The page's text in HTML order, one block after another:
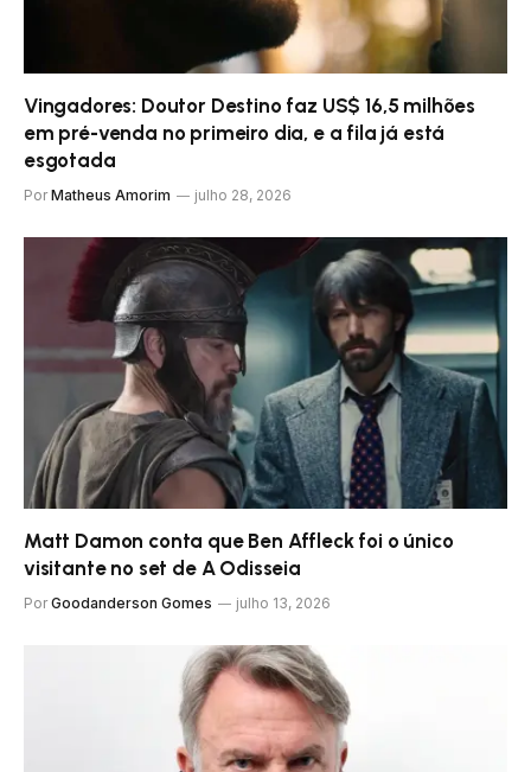
Vingadores: Doutor Destino faz US$ 16,5 milhões
em pré-venda no primeiro dia, e a fila já está
esgotada
Por Matheus Amorim julho 28, 2026
Matt Damon conta que Ben Affleck foi o único
visitante no set de A Odisseia
Por Goodanderson Gomes julho 13, 2026